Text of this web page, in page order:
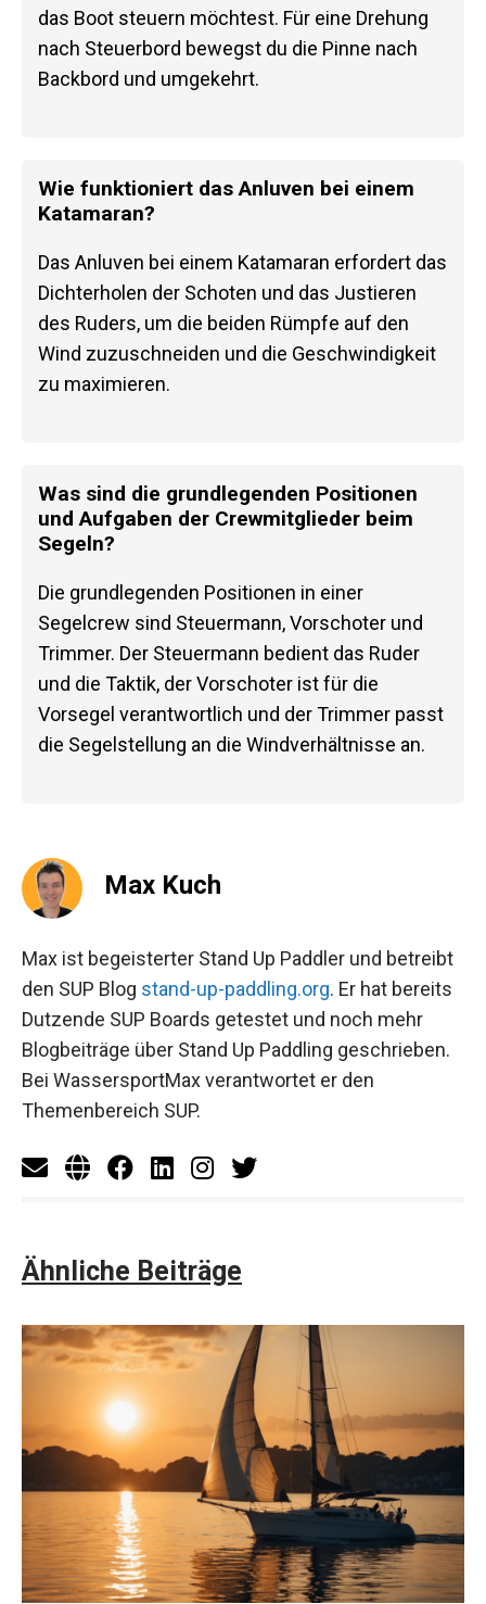
das Boot steuern möchtest. Für eine Drehung
nach Steuerbord bewegst du die Pinne nach
Backbord und umgekehrt.
Wie funktioniert das Anluven bei einem
Katamaran?
Das Anluven bei einem Katamaran erfordert das
Dichterholen der Schoten und das Justieren
des Ruders, um die beiden Rümpfe auf den
Wind zuzuschneiden und die Geschwindigkeit
zu maximieren.
Was sind die grundlegenden Positionen
und Aufgaben der Crewmitglieder beim
Segeln?
Die grundlegenden Positionen in einer
Segelcrew sind Steuermann, Vorschoter und
Trimmer. Der Steuermann bedient das Ruder
und die Taktik, der Vorschoter ist für die
Vorsegel verantwortlich und der Trimmer passt
die Segelstellung an die Windverhältnisse an.
Max Kuch
Max ist begeisterter Stand Up Paddler und betreibt
den SUP Blog stand-up-paddling.org. Er hat bereits
Dutzende SUP Boards getestet und noch mehr
Blogbeiträge über Stand Up Paddling geschrieben.
Bei WassersportMax verantwortet er den
Themenbereich SUP.
Ähnliche Beiträge